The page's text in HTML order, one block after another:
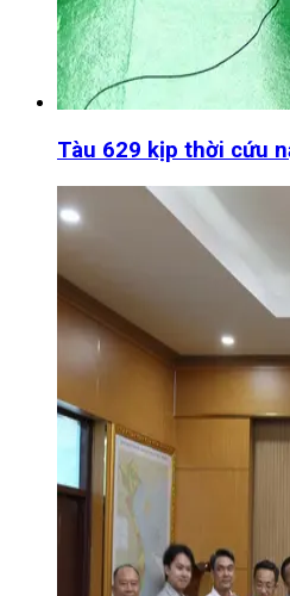
Tàu 629 kịp thời cứu